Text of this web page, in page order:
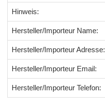
Hinweis:
Hersteller/Importeur Name:
Hersteller/Importeur Adresse:
Hersteller/Importeur Email:
Hersteller/Importeur Telefon: